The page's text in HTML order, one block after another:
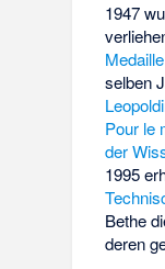
1947
Medaille
selben
Pour le
der
1995
Bethe
deren